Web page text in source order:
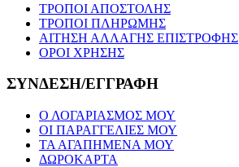
ΤΡΟΠΟΙ ΑΠΟΣΤΟΛΗΣ
ΤΡΟΠΟΙ ΠΛΗΡΩΜΗΣ
ΑΙΤΗΣΗ ΑΛΛΑΓΗΣ ΕΠΙΣΤΡΟΦΗΣ
ΟΡΟΙ ΧΡΗΣΗΣ
ΣΥΝΔΕΣΗ/ΕΓΓΡΑΦΗ
Ο ΛΟΓΑΡΙΑΣΜΟΣ ΜΟΥ
ΟΙ ΠΑΡΑΓΓΕΛΙΕΣ ΜΟΥ
ΤΑ ΑΓΑΠΗΜΕΝΑ ΜΟΥ
ΔΩΡΟΚΑΡΤΑ